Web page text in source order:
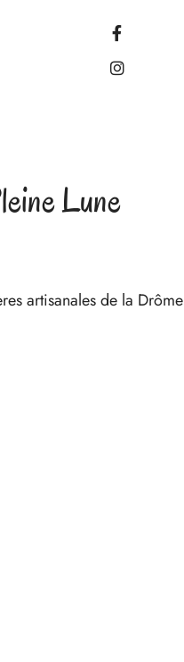
Lune
artisanales de la Drôme